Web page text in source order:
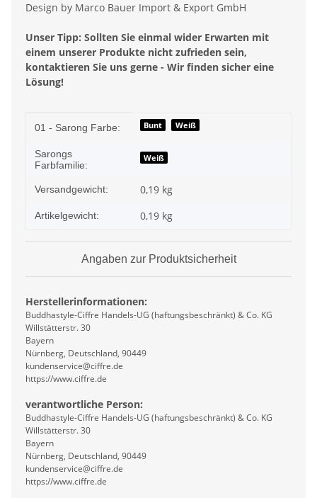
Design by Marco Bauer Import & Export GmbH
Unser Tipp: Sollten Sie einmal wider Erwarten mit
einem unserer Produkte nicht zufrieden sein,
kontaktieren Sie uns gerne - Wir finden sicher eine
Lösung!
Produkteigenschaft
Wert
01 - Sarong Farbe: Bunt Weiß
Sarongs
Farbfamilie:
Weiß
Versandgewicht: 0,19 kg
Artikelgewicht: 0,19 kg
Angaben zur Produktsicherheit
Herstellerinformationen:
Buddhastyle-Ciffre Handels-UG (haftungsbeschränkt) & Co. KG
Willstätterstr. 30
Bayern
Nürnberg, Deutschland, 90449
kundenservice@ciffre.de
https://www.ciffre.de
verantwortliche Person:
Buddhastyle-Ciffre Handels-UG (haftungsbeschränkt) & Co. KG
Willstätterstr. 30
Bayern
Nürnberg, Deutschland, 90449
kundenservice@ciffre.de
https://www.ciffre.de